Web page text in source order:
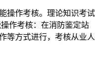
操作考核。理论知识考试
作考核：在消防鉴定站
等方式进行，考核从业人